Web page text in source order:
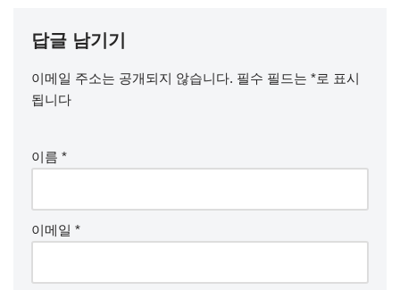
답글 남기기
이메일 주소는 공개되지 않습니다. 필수 필드는 *로 표시
됩니다
이름 *
이메일 *